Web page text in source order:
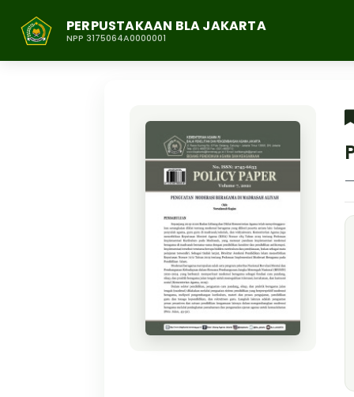
PERPUSTAKAAN BLA JAKARTA
NPP 3175064A0000001